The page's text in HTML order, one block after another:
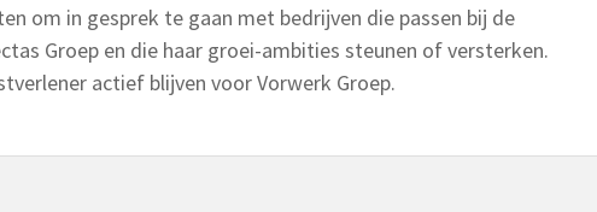
om in gesprek te gaan met bedrijven die passen bij de
Groep en die haar groei-ambities steunen of versterken.
actief blijven voor Vorwerk Groep.